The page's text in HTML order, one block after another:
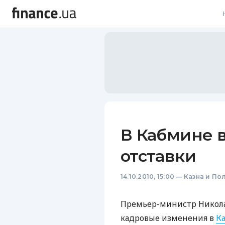
В Кабмине
отставки
14.10.2010, 15:00 — Казна и
Премьер-министр
кадровые изменения в